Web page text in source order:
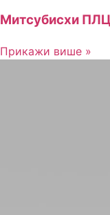
Митсубисхи
Прикажи више »